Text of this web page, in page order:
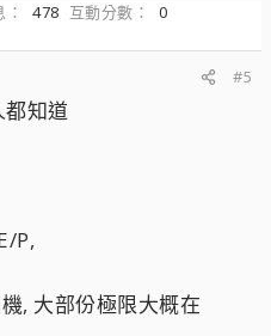
478 互動分數
0
#5
知道
P,
, 大部份極限大概在